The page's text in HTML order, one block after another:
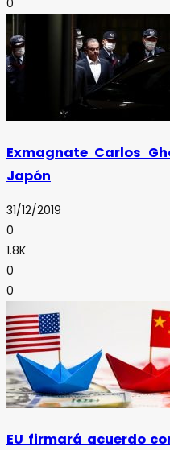
0
Exmagnate Carlos
Japón
31/12/2019
0
1.8K
0
0
EU firmará acuerdo